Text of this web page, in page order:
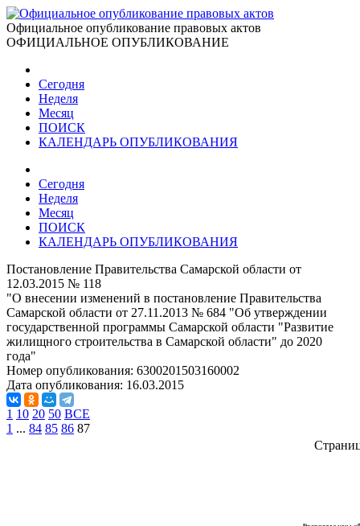
Официальное опубликование правовых актов
ОФИЦИАЛЬНОЕ ОПУБЛИКОВАНИЕ
Сегодня
Неделя
Месяц
ПОИСК
КАЛЕНДАРЬ ОПУБЛИКОВАНИЯ
Сегодня
Неделя
Месяц
ПОИСК
КАЛЕНДАРЬ ОПУБЛИКОВАНИЯ
Постановление Правительства Самарской области от
12.03.2015 № 118
"О внесении изменений в постановление Правительства
Самарской области от 27.11.2013 № 684 "Об утверждении
государственной программы Самарской области "Развитие
жилищного строительства в Самарской области" до 2020
года"
Номер опубликования: 6300201503160002
Дата опубликования: 16.03.2015
1 10 20 50 ВСЕ
1 ... 84 85 86 87